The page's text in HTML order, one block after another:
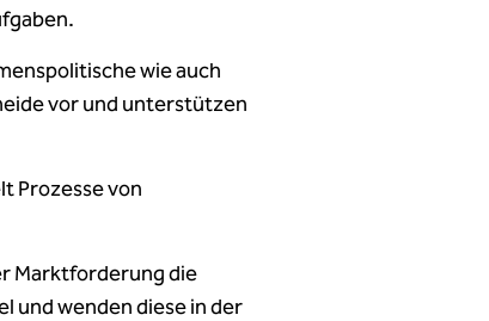
wie auch
vor und unterstützen
Prozesse von
Marktforderung die
und wenden diese in der